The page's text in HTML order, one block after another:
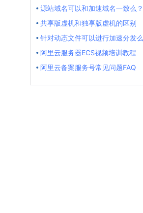
源站域名可以和加速域名一致么？
共享版虚机和独享版虚机的区别
针对动态文件可以进行加速分发么
阿里云服务器ECS视频培训教程
阿里云备案服务号常见问题FAQ